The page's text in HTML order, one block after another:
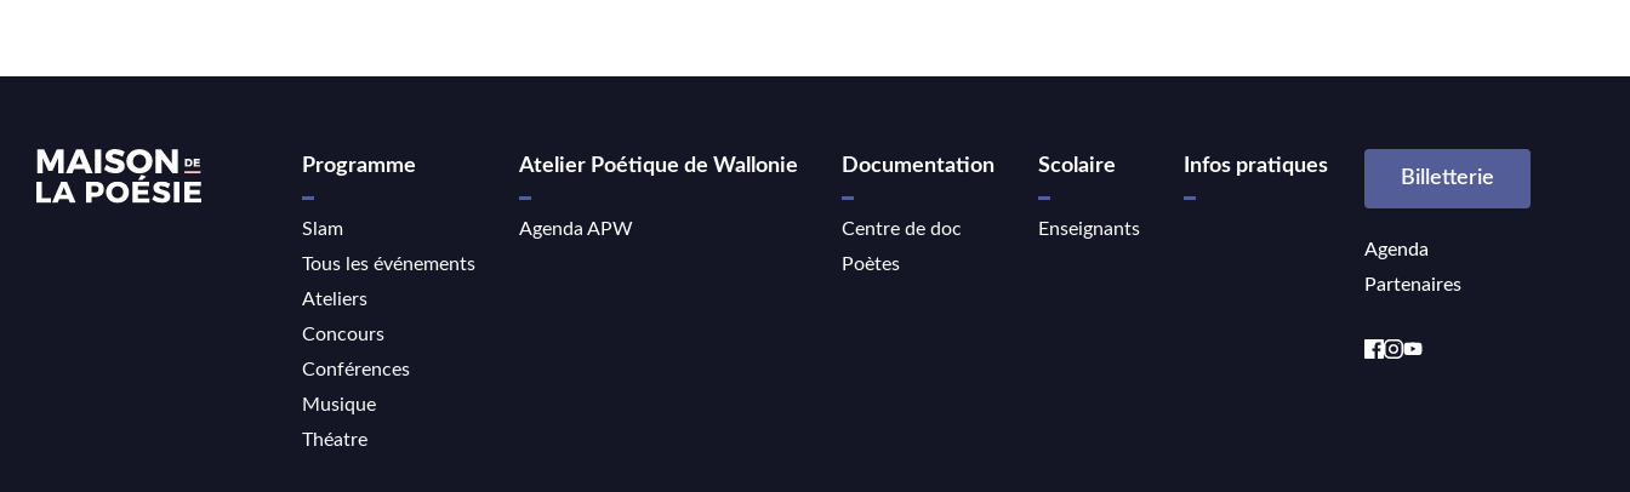
Programme
Slam
Tous les événements
Ateliers
Concours
Conférences
Musique
Théatre
Atelier Poétique de Wallonie
Agenda APW
Documentation
Centre de doc
Poètes
Scolaire
Enseignants
Infos pratiques
Billetterie
Agenda
Partenaires